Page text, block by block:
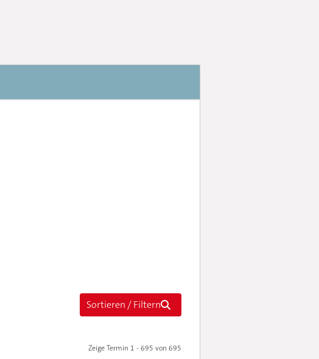
Zeige Termin 1 - 695 von 695